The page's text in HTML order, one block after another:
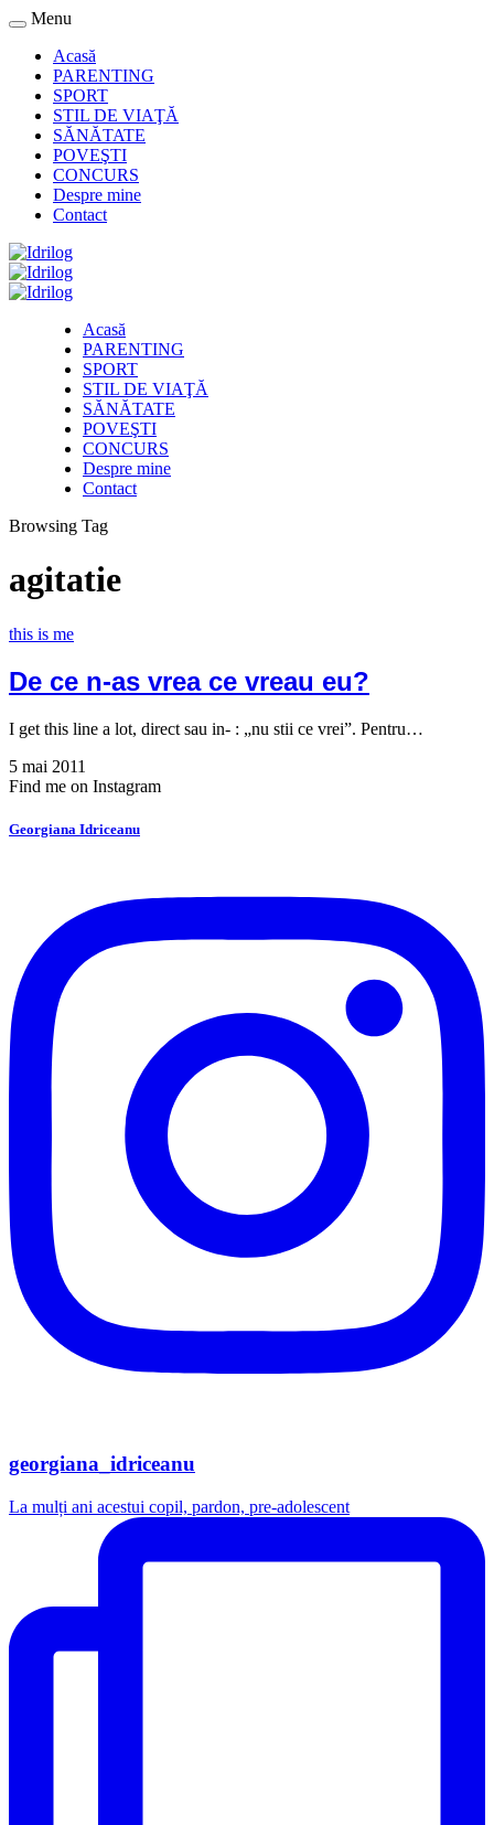
Menu
Acasă
PARENTING
SPORT
STIL DE VIAŢĂ
SĂNĂTATE
POVEŞTI
CONCURS
Despre mine
Contact
Acasă
PARENTING
SPORT
STIL DE VIAŢĂ
SĂNĂTATE
POVEŞTI
CONCURS
Despre mine
Contact
Browsing Tag
agitatie
this is me
De ce n-as vrea ce vreau eu?
I get this line a lot, direct sau in- : „nu stii ce vrei”. Pentru…
5 mai 2011
Find me on Instagram
Georgiana Idriceanu
georgiana_idriceanu
La mulți ani acestui copil, pardon, pre-adolescent